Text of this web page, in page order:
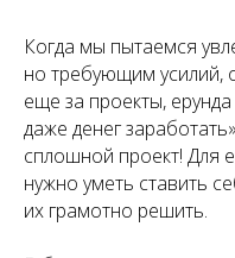
Когда мы пытаемся
но требующим усилий,
еще за проекты,
даже денег
сплошной проект! Для
нужно уметь ставить
их грамотно решить.